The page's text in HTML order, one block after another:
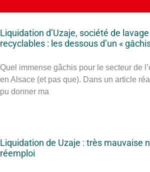
Liquidation d’Uzaje, société de
recyclables : les dessous d’un «
Quel immense gâchis pour le secteur de
en Alsace (et pas que). Dans un article
pu donner ma
Liquidation de Uzaje : très mauvaise
réemploi